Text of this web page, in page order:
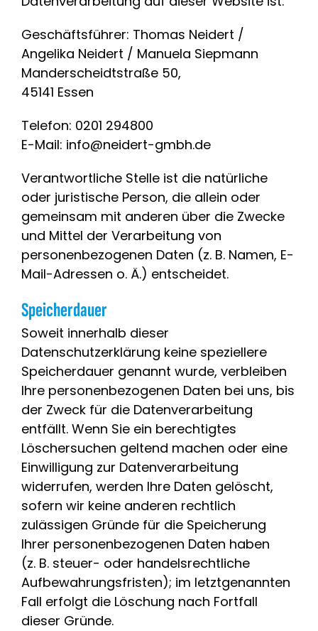
Geschäftsführer: Thomas Neidert /
Angelika Neidert / Manuela Siepmann
Manderscheidtstraße 50,
45141 Essen
Telefon: 0201 294800
E-Mail: info@neidert-gmbh.de
Verantwortliche Stelle ist die natürliche
oder juristische Person, die allein oder
gemeinsam mit anderen über die Zwecke
und Mittel der Verarbeitung von
personenbezogenen Daten (z. B. Namen, E-
Mail-Adressen o. Ä.) entscheidet.
Speicherdauer
Soweit innerhalb dieser
Datenschutzerklärung keine speziellere
Speicherdauer genannt wurde, verbleiben
Ihre personenbezogenen Daten bei uns, bis
der Zweck für die Datenverarbeitung
entfällt. Wenn Sie ein berechtigtes
Löschersuchen geltend machen oder eine
Einwilligung zur Datenverarbeitung
widerrufen, werden Ihre Daten gelöscht,
sofern wir keine anderen rechtlich
zulässigen Gründe für die Speicherung
Ihrer personenbezogenen Daten haben
(z. B. steuer- oder handelsrechtliche
Aufbewahrungsfristen); im letztgenannten
Fall erfolgt die Löschung nach Fortfall
dieser Gründe.